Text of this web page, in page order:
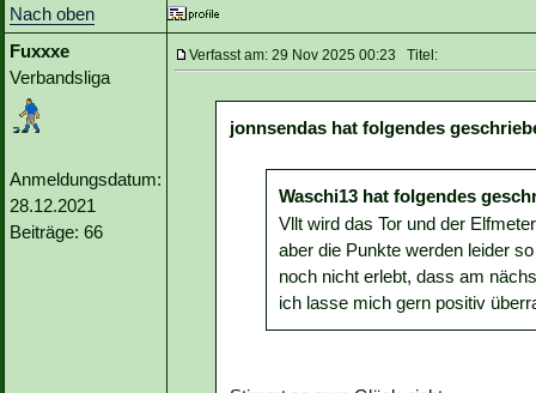
Nach oben
Fuxxxe
Verbandsliga
Anmeldungsdatum:
28.12.2021
Beiträge: 66
Verfasst am: 29 Nov 2025 00:23 Titel:
jonnsendas hat folgendes
Waschi13 hat folgendes
Vllt wird das Tor und der
aber die Punkte werden leider
noch nicht erlebt, dass am
ich lasse mich gern positiv